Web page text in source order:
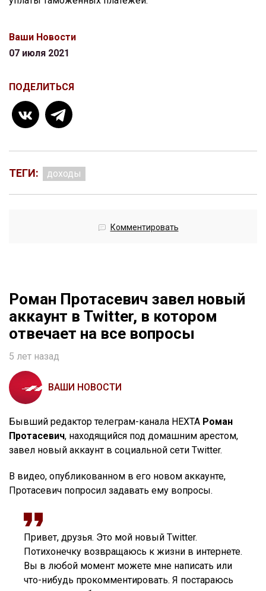
Ваши Новости
07 июля 2021
ПОДЕЛИТЬСЯ
ТЕГИ: доходы
Комментировать
Роман Протасевич завел новый
аккаунт в Twitter, в котором
отвечает на все вопросы
5 лет назад
ВАШИ НОВОСТИ
Бывший редактор телеграм-канала НЕХТА Роман
Протасевич, находящийся под домашним арестом,
завел новый аккаунт в социальной сети Twitter.
В видео, опубликованном в его новом аккаунте,
Протасевич попросил задавать ему вопросы.
Привет, друзья. Это мой новый Twitter.
Потихонечку возвращаюсь к жизни в интернете.
Вы в любой момент можете мне написать или
что-нибудь прокомментировать. Я постараюсь